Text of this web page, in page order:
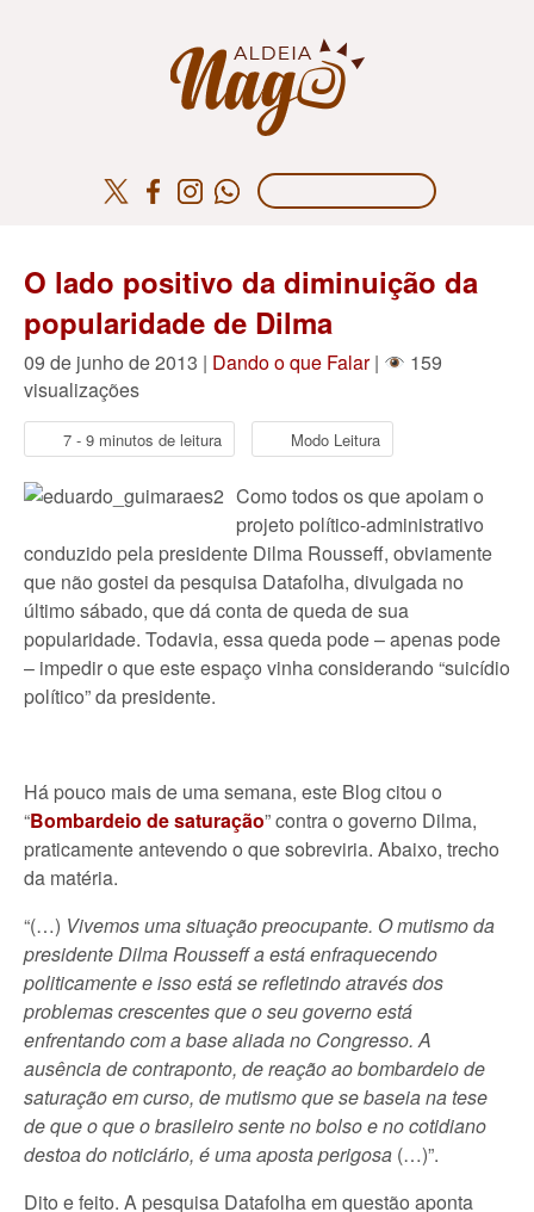
O lado positivo da diminuição da
popularidade de Dilma
09 de junho de 2013 | Dando o que Falar|
159
visualizações
7 - 9 minutos de leitura Modo Leitura
Como todos os que apoiam o
projeto político-administrativo
conduzido pela presidente Dilma Rousseff, obviamente
que não gostei da pesquisa Datafolha, divulgada no
último sábado, que dá conta de queda de sua
popularidade. Todavia, essa queda pode – apenas pode
– impedir o que este espaço vinha considerando “suicídio
político” da presidente.
Há pouco mais de uma semana, este Blog citou o
“Bombardeio de saturação” contra o governo Dilma,
praticamente antevendo o que sobreviria. Abaixo, trecho
da matéria.
“(…) Vivemos uma situação preocupante. O mutismo da
presidente Dilma Rousseff a está enfraquecendo
politicamente e isso está se refletindo através dos
problemas crescentes que o seu governo está
enfrentando com a base aliada no Congresso. A
ausência de contraponto, de reação ao bombardeio de
saturação em curso, de mutismo que se baseia na tese
de que o que o brasileiro sente no bolso e no cotidiano
destoa do noticiário, é uma aposta perigosa (…)”.
Dito e feito. A pesquisa Datafolha em questão aponta